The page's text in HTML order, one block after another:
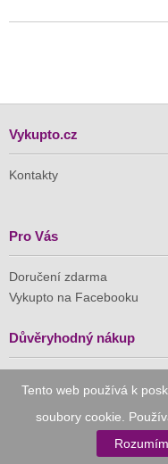
Tento web používá k
soubory cookie.
Rozumím
Vykupto.cz
Kontakty
Pro Vás
Doručení zdarma
Vykupto na Facebooku
Důvěryhodný nákup
Naše
komerci (APEK)